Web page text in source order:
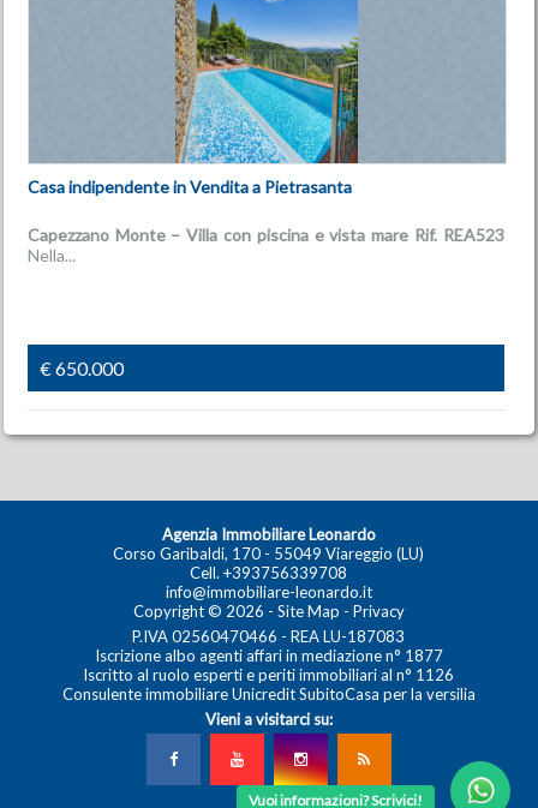
Casa indipendente in Vendita a Pietrasanta
Capezzano Monte – Villa con piscina e vista mare Rif. REA523
Nella...
€ 650.000
Agenzia Immobiliare Leonardo
Corso Garibaldi, 170 - 55049 Viareggio (LU)
Cell.+393756339708
info@immobiliare-leonardo.it
Copyright © 2026 - Site Map - Privacy
P.IVA 02560470466 - REA LU-187083
Iscrizione albo agenti affari in mediazione n° 1877
Iscritto al ruolo esperti e periti immobiliari al n° 1126
Consulente immobiliare Unicredit SubitoCasa per la versilia
Vuoi informazioni? Scrivici!
Vieni a visitarci su: